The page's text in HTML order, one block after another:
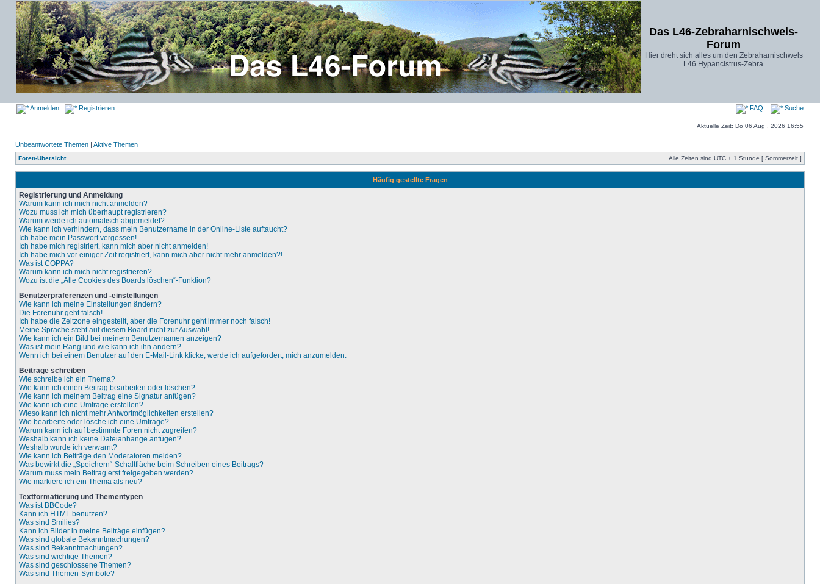
Das L46-Zebraharnischwels-
Forum
Hier dreht sich alles um den Zebraharnischwels
L46 Hypancistrus-Zebra
Anmelden Registrieren FAQ Suche
Aktuelle Zeit: Do 06 Aug , 2026 16:55
Unbeantwortete Themen | Aktive Themen
Foren-Übersicht Alle Zeiten sind UTC + 1 Stunde [ Sommerzeit ]
Häufig gestellte Fragen
Registrierung und Anmeldung
Warum kann ich mich nicht anmelden?
Wozu muss ich mich überhaupt registrieren?
Warum werde ich automatisch abgemeldet?
Wie kann ich verhindern, dass mein Benutzername in der Online-Liste auftaucht?
Ich habe mein Passwort vergessen!
Ich habe mich registriert, kann mich aber nicht anmelden!
Ich habe mich vor einiger Zeit registriert, kann mich aber nicht mehr anmelden?!
Was ist COPPA?
Warum kann ich mich nicht registrieren?
Wozu ist die „Alle Cookies des Boards löschen“-Funktion?
Benutzerpräferenzen und -einstellungen
Wie kann ich meine Einstellungen ändern?
Die Forenuhr geht falsch!
Ich habe die Zeitzone eingestellt, aber die Forenuhr geht immer noch falsch!
Meine Sprache steht auf diesem Board nicht zur Auswahl!
Wie kann ich ein Bild bei meinem Benutzernamen anzeigen?
Was ist mein Rang und wie kann ich ihn ändern?
Wenn ich bei einem Benutzer auf den E-Mail-Link klicke, werde ich aufgefordert, mich anzumelden.
Beiträge schreiben
Wie schreibe ich ein Thema?
Wie kann ich einen Beitrag bearbeiten oder löschen?
Wie kann ich meinem Beitrag eine Signatur anfügen?
Wie kann ich eine Umfrage erstellen?
Wieso kann ich nicht mehr Antwortmöglichkeiten erstellen?
Wie bearbeite oder lösche ich eine Umfrage?
Warum kann ich auf bestimmte Foren nicht zugreifen?
Weshalb kann ich keine Dateianhänge anfügen?
Weshalb wurde ich verwarnt?
Wie kann ich Beiträge den Moderatoren melden?
Was bewirkt die „Speichern“-Schaltfläche beim Schreiben eines Beitrags?
Warum muss mein Beitrag erst freigegeben werden?
Wie markiere ich ein Thema als neu?
Textformatierung und Thementypen
Was ist BBCode?
Kann ich HTML benutzen?
Was sind Smilies?
Kann ich Bilder in meine Beiträge einfügen?
Was sind globale Bekanntmachungen?
Was sind Bekanntmachungen?
Was sind wichtige Themen?
Was sind geschlossene Themen?
Was sind Themen-Symbole?